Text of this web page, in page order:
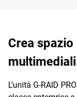
Crea
L’unità G-RAID